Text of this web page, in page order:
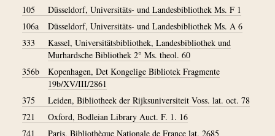
105
Düsseldorf, Universitäts- und Landesbibliothek Ms. F 1
106a
Düsseldorf, Universitäts- und Landesbibliothek Ms. A 6
333
Kassel, Universitätsbibliothek, Landesbibliothek und
Murhardsche Bibliothek 2° Ms. theol. 60
356b
Kopenhagen, Det Kongelige Bibliotek Fragmente
19b/XV/III/2861
375
Leiden, Bibliotheek der Rijksuniversiteit Voss. lat. oct. 78
721
Oxford, Bodleian Library Auct. F. 1. 16
741
Paris, Bibliothèque Nationale de France lat. 2685